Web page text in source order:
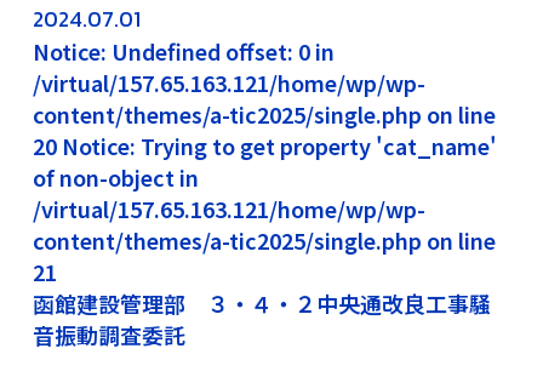
2024.07.01
Notice: Undefined offset: 0 in
/virtual/157.65.163.121/home/wp/wp-
content/themes/a-tic2025/single.php on line
20 Notice: Trying to get property 'cat_name'
of non-object in
/virtual/157.65.163.121/home/wp/wp-
content/themes/a-tic2025/single.php on line
21
函館建設管理部 ３・４・２中央通改良工事騒
音振動調査委託